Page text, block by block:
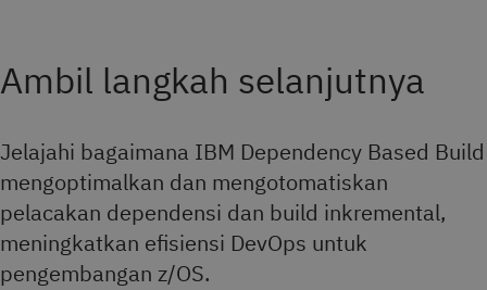
Ambil langkah selanjutnya
Jelajahi bagaimana IBM Dependency Based Build
mengoptimalkan dan mengotomatiskan
pelacakan dependensi dan build inkremental,
meningkatkan efisiensi DevOps untuk
pengembangan z/OS.